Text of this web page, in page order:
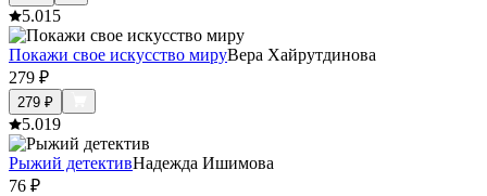
5.015
Покажи свое искусство мируВера Хайрутдинова
279 ₽
279 ₽
5.019
Рыжий детективНадежда Ишимова
76 ₽